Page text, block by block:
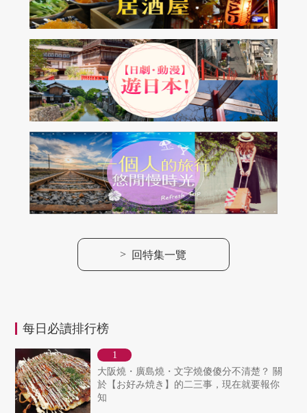
> 回特集一覽
每日必讀排行榜
大阪燒・廣島燒・文字燒傻傻分不清楚？ 關
於【お好み焼き】的二三事，現在就要報你
知